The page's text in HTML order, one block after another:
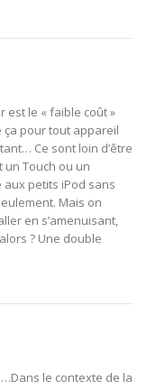
est le « faible coût »
ça pour tout appareil
Ce sont loin d’être
Touch ou un
petits iPod sans
Mais on
en s’amenuisant,
? Une double
le contexte de la